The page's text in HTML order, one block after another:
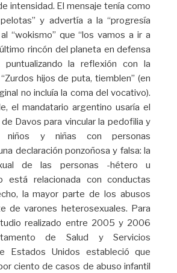
intensidad. El mensaje tenía como
y advertía a la “progresía
“wokismo” que “los vamos a ir a
rincón del planeta en defensa
puntualizando la reflexión con la
hijos de puta, tiemblen” (en
no incluía la coma del vocativo).
el mandatario argentino usaría el
Davos para vincular la pedofilia y
y niñas con personas
declaración ponzoñosa y falsa: la
de las personas -hétero u
está relacionada con conductas
la mayor parte de los abusos
de varones heterosexuales. Para
realizado entre 2005 y 2006
de Salud y Servicios
Estados Unidos estableció que
ciento de casos de abuso infantil